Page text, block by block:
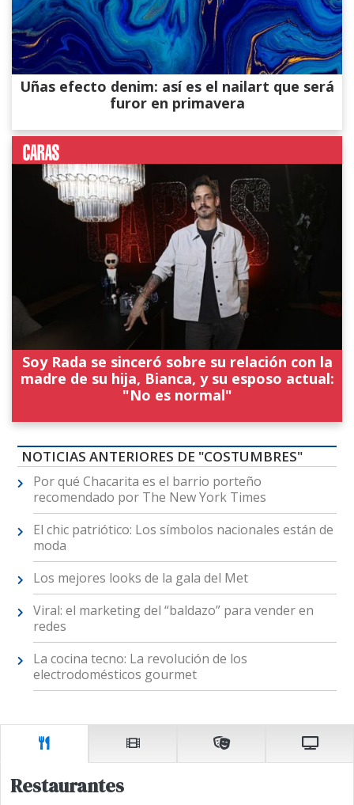
Uñas efecto denim: así es el nailart que será
furor en primavera
Soy Rada se sinceró sobre su relación con la
madre de su hija, Bianca, y su esposo actual:
"No es normal"
NOTICIAS ANTERIORES DE "COSTUMBRES"
Por qué Chacarita es el barrio porteño
recomendado por The New York Times
El chic patriótico: Los símbolos nacionales están de
moda
Los mejores looks de la gala del Met
Viral: el marketing del “baldazo” para vender en
redes
La cocina tecno: La revolución de los
electrodomésticos gourmet
Restaurantes